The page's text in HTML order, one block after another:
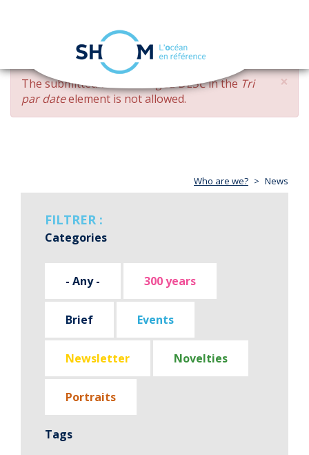
Skip
main
content
navigation
×
ERROR
MESSAGE
The submitted value changed DESCin the Tri
par dateelement is not allowed.
Who are we? News
FILTRER :
Categories
- Any - 300 years
Brief Events
Newsletter Novelties
Portraits
Tags